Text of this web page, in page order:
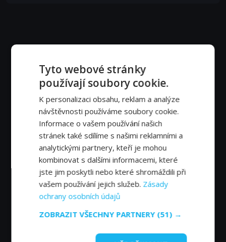
Tyto webové stránky
používají soubory cookie.
K personalizaci obsahu, reklam a analýze
návštěvnosti používáme soubory cookie.
Informace o vašem používání našich
stránek také sdílíme s našimi reklamními a
analytickými partnery, kteří je mohou
kombinovat s dalšími informacemi, které
jste jim poskytli nebo které shromáždili při
vašem používání jejich služeb. Zásady
ochrany osobních údajů
ZOBRAZIT VŠECHNY PARTNERY (51) →